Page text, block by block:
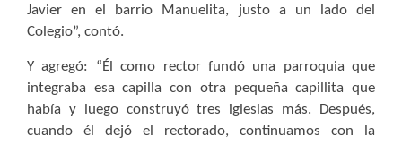
Javier en el barrio Manuelita, justo a un lado del
Colegio”, contó.
Y agregó: “Él como rector fundó una parroquia que
integraba esa capilla con otra pequeña capillita que
había y luego construyó tres iglesias más. Después,
cuando él dejó el rectorado, continuamos con la